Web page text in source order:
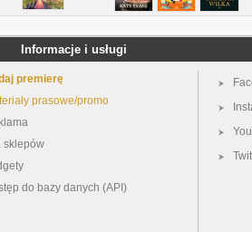
Informacje i usługi
premierę
prasowe/promo
sklepów
do bazy danych (API)